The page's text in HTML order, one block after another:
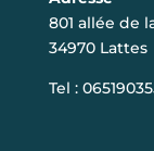
801 allée de
34970 Lattes
Tel :